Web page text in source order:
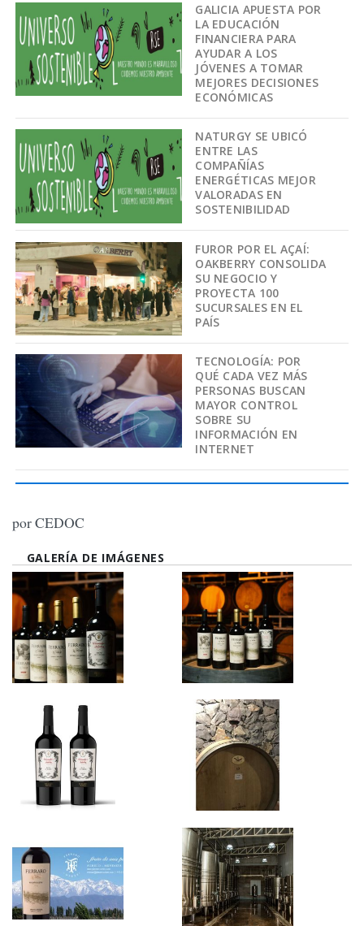
GALICIA APUESTA POR
LA EDUCACIÓN
FINANCIERA PARA
AYUDAR A LOS
JÓVENES A TOMAR
MEJORES DECISIONES
ECONÓMICAS
NATURGY SE UBICÓ
ENTRE LAS
COMPAÑÍAS
ENERGÉTICAS MEJOR
VALORADAS EN
SOSTENIBILIDAD
FUROR POR EL AÇAÍ:
OAKBERRY CONSOLIDA
SU NEGOCIO Y
PROYECTA 100
SUCURSALES EN EL
PAÍS
TECNOLOGÍA: POR
QUÉ CADA VEZ MÁS
PERSONAS BUSCAN
MAYOR CONTROL
SOBRE SU
INFORMACIÓN EN
INTERNET
por CEDOC
GALERÍA DE IMÁGENES